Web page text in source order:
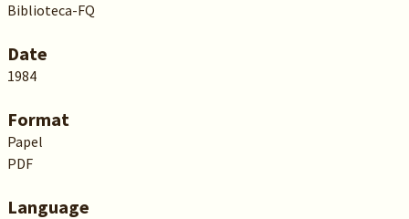
Biblioteca-FQ
Date
1984
Format
Papel
PDF
Language